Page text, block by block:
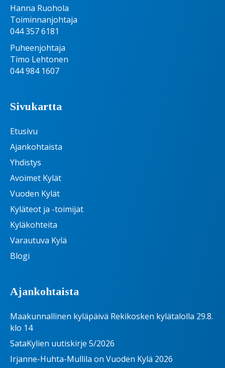
Hanna Ruohola
Toiminnanjohtaja
044 357 6181
Puheenjohtaja
Timo Lehtonen
044 984 1607
Sivukartta
Etusivu
Ajankohtaista
Yhdistys
Avoimet Kylät
Vuoden Kylät
Kyläteot ja -toimijat
Kyläkohteita
Varautuva Kylä
Blogi
Ajankohtaista
Maakunnallinen kyläpäivä Rekikosken kylätalolla 29.8.
klo 14
SataKylien uutiskirje 5/2026
Irjanne-Huhta-Mullila on Vuoden Kylä 2026